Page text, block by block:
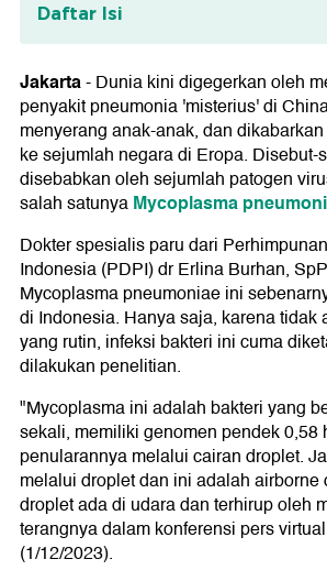
Daftar Isi
Gejalanya Relatif Ringan
Jakarta-Dunia kini digegerkan oleh
penyakit pneumonia 'misterius' di
menyerang anak-anak, dan
ke sejumlah negara di Eropa. Disebut-
disebabkan oleh sejumlah patogen
salah satunyaMycoplasma
Dokter spesialis paru dari
Indonesia (PDPI) dr Erlina Burhan,
Mycoplasma pneumoniae ini
di Indonesia. Hanya saja, karena tidak
yang rutin, infeksi bakteri ini cuma
dilakukan penelitian.
"Mycoplasma ini adalah bakteri yang
sekali, memiliki genomen pendek 0,58
penularannya melalui cairan droplet.
melalui droplet dan ini adalah airborne
droplet ada di udara dan terhirup oleh
terangnya dalam konferensi pers
(1/12/2023).